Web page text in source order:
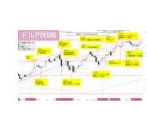
ドル円戦略